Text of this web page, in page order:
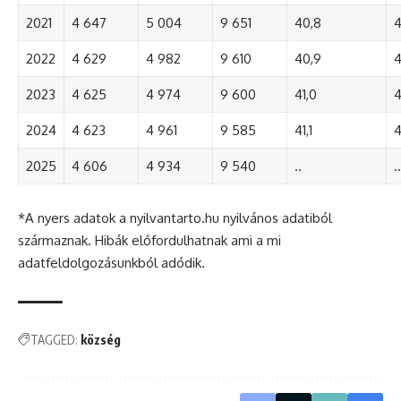
2021 4 647 5 004 9 651 40,8
2022 4 629 4 982 9 610 40,9
2023 4 625 4 974 9 600 41,0
2024 4 623 4 961 9 585 41,1
2025 4 606 4 934 9 540 .. ..
*A nyers adatok a nyilvantarto.hu nyilvános adatiból
származnak. Hibák előfordulhatnak ami a mi
adatfeldolgozásunkból adódik.
TAGGED: község